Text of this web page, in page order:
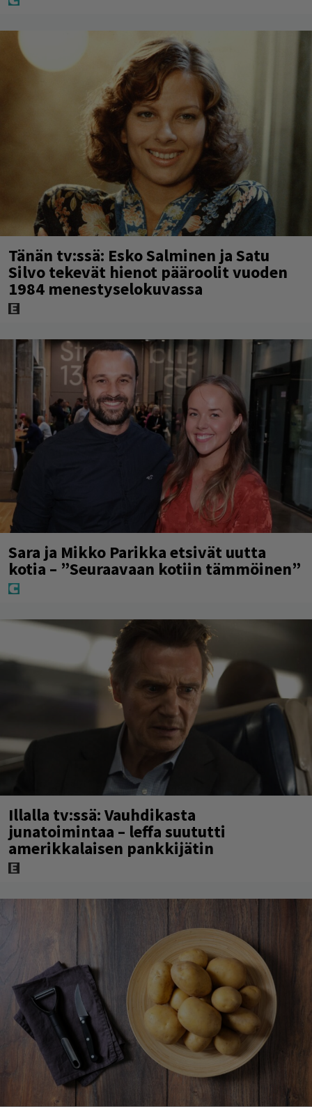
Tänän tv:ssä: Esko Salminen ja Satu
Silvo tekevät hienot pääroolit vuoden
1984 menestyselokuvassa
Sara ja Mikko Parikka etsivät uutta
kotia – ”Seuraavaan kotiin tämmöinen”
Illalla tv:ssä: Vauhdikasta
junatoimintaa – leffa suututti
amerikkalaisen pankkijätin